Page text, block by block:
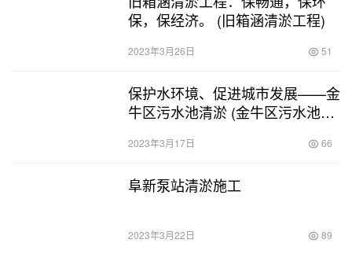
保，保经济。 (旧箱涵清淤工程)
2023年3月26日 51
保护水环境、促进城市发展——金
牛区污水池清淤 (金牛区污水池清
2023年3月17日 66
阜新泵站清淤施工
2023年3月22日 89